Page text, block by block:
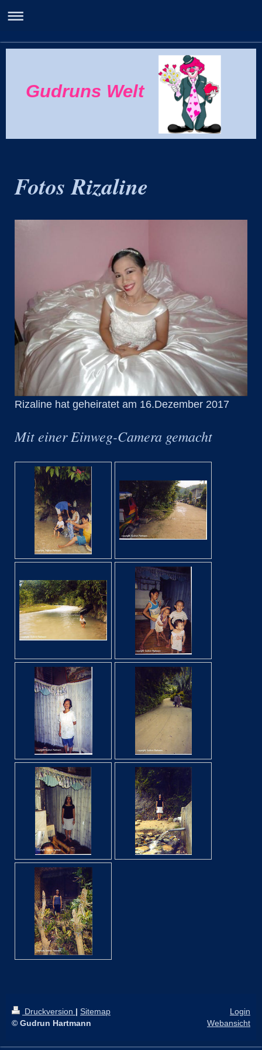
Gudruns Welt
Fotos Rizaline
Rizaline hat geheiratet am 16.Dezember 2017
Mit einer Einweg-Camera gemacht
Druckversion | Sitemap
© Gudrun Hartmann
Login
Webansicht